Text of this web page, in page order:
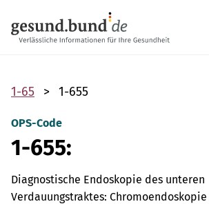
1-65 1-655
OPS-Code
1-655:
Diagnostische Endoskopie des unteren
Verdauungstraktes: